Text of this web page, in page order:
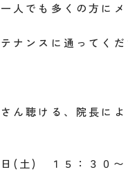
人でも多くの方に
ナンスに通ってく
ん聴ける、院長に
(土) １５：３０〜